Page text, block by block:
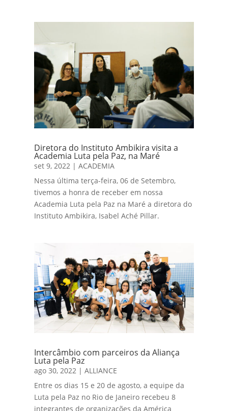
Diretora do Instituto Ambikira visita a
Academia Luta pela Paz, na Maré
set 9, 2022 |ACADEMIA
Nessa última terça-feira, 06 de Setembro,
tivemos a honra de receber em nossa
Academia Luta pela Paz na Maré a diretora do
Instituto Ambikira, Isabel Aché Pillar.
Intercâmbio com parceiros da Aliança
Luta pela Paz
ago 30, 2022 |ALLIANCE
Entre os dias 15 e 20 de agosto, a equipe da
Luta pela Paz no Rio de Janeiro recebeu 8
integrantes de organizações da América